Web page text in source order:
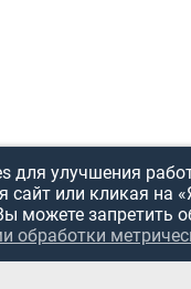
улучшения
сайт или кликая на
можете запретить
обработки